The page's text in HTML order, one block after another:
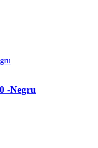
-Negru